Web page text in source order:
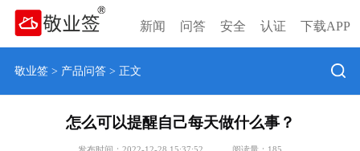
新闻 问答 安全 认证 下载APP
敬业签> 产品问答> 正文
怎么可以提醒自己每天做什么事？